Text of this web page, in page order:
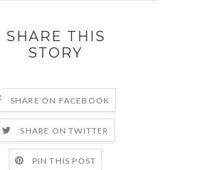
SHARE THIS
STORY
SHARE ON FACEBOOK
SHARE ON TWITTER
PIN THIS POST